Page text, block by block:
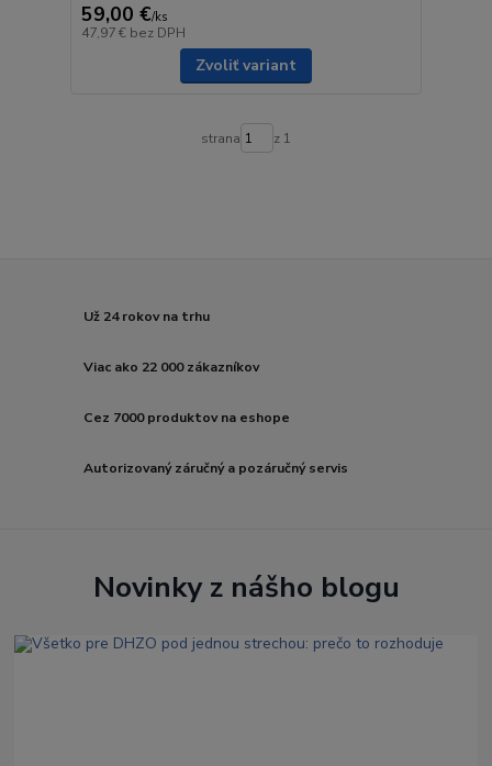
59,00 €/ks
47,97 € bez DPH
Zvoliť variant
strana z 1
Už 24 rokov na trhu
Viac ako 22 000 zákazníkov
Cez 7000 produktov na eshope
Autorizovaný záručný a pozáručný servis
Novinky z nášho blogu